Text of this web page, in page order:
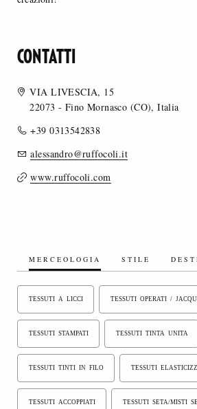
CONTATTI
VIA LIVESCIA, 15
22073 - Fino Mornasco (CO), Italia
+39 0313542838
alessandro@ruffocoli.it
www.ruffocoli.com
MERCEOLOGIA STILE
TESSUTI A LICCI TESSUTI OPERATI /
TESSUTI STAMPATI TESSUTI TINTA UNITA
TESSUTI TINTI IN FILO TESSUTI
TESSUTI ACCOPPIATI TESSUTI SETA/MISTI